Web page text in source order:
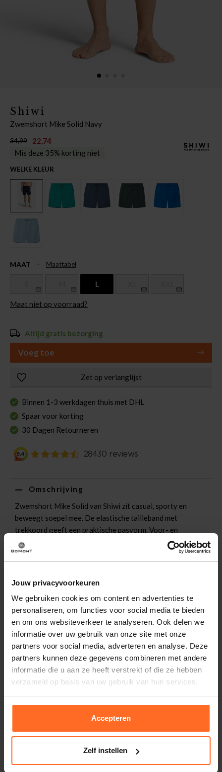
Jouw privacyvoorkeuren
We gebruiken cookies om content en advertenties te
personaliseren, om functies voor social media te bieden
en om ons websiteverkeer te analyseren. Ook delen we
informatie over uw gebruik van onze site met onze
partners voor social media, adverteren en analyse. Deze
partners kunnen deze gegevens combineren met andere
informatie die u aan ze heeft verstrekt of die ze hebben
verzameld op basis van uw gebruik van hun services.
Accepteren
Zelf instellen
Shiwi
Zwemshort Mike Solid Navy
34,99
22,74
Mis deze 35% korting niet
WELKE KLEUR
MAAT Maattabel
L
Maat niet op voorraad?
Altijd gratis bezorging
Voeg toe
Zet op verlanglijst
Binnen 1-3 werkdagen thuis met DHL
Spaar voor korting
30 Dagen Retourneren
Artikelnummer
256510-NY
Leveranciersnummer
1525107100
Categorie
Alle artikelen
Kleur
Navy
Omschrijving
Zwemshort Mike Solid van Shiwi zit casual, sporty en
beweegt soepel mee. De elastische tailleband met
trekkoord geeft een praktische pasvorm. Voor- en
achterzakken bieden ruimte voor kleine items. Effen
ontwerp met subtiel logo. Tip: combineer met een basic T-
Altijd gratis bezorging
Bezorging is altijd gratis, binnen 1-3 werkdagen
Retourneren
Binnen 30 dagen eenvoudig retourneren via DHL voor
slechts € 4,95 of op eigen kosten via PostNL. In de
één van de vele betaalopties.